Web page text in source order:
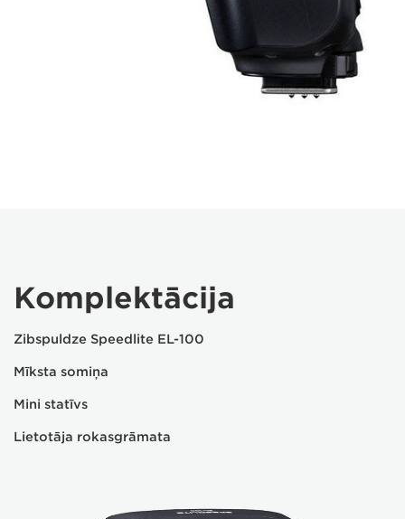
Komplektācija
Zibspuldze Speedlite EL-100
Mīksta somiņa
Mini statīvs
Lietotāja rokasgrāmata